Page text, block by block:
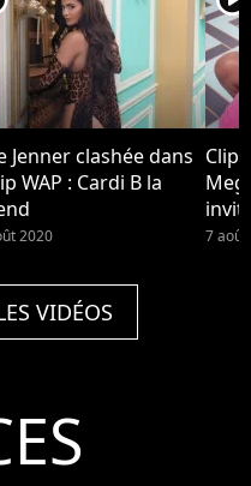
Jenner clashée dans
WAP : Cardi B la
2020
Clip
7 août
VIDÉOS